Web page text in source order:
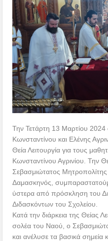
Την Τετάρτη 13 Μαρτίου 2024
Κωνσταντίνου και Ελένης
Θεία Λειτουργία για τους
Κωνσταντίνου Αγρινίου. Την
Σεβασμιώτατος Μητροπολίτης
Δαμασκηνός,
ύστερα από πρόσκληση του
Διδασκόντων του Σχολείου.
Κατά την διάρκεια της Θείας
σολέα του Ναού, ο
και ανέλυσε τα βασικά σημεία